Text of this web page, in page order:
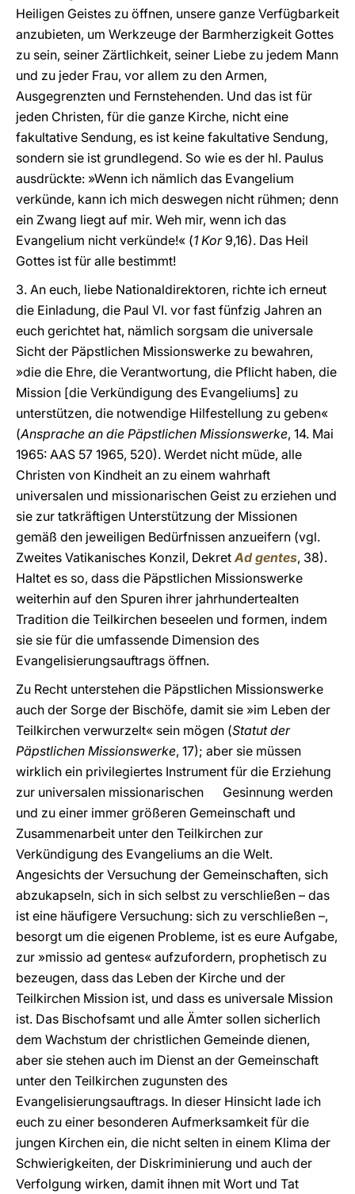
Heiligen Geistes zu öffnen, unsere ganze Verfügbarkeit
anzubieten, um Werkzeuge der Barmherzigkeit Gottes
zu sein, seiner Zärtlichkeit, seiner Liebe zu jedem Mann
und zu jeder Frau, vor allem zu den Armen,
Ausgegrenzten und Fernstehenden. Und das ist für
jeden Christen, für die ganze Kirche, nicht eine
fakultative Sendung, es ist keine fakultative Sendung,
sondern sie ist grundlegend. So wie es der hl. Paulus
ausdrückte: »Wenn ich nämlich das Evangelium
verkünde, kann ich mich deswegen nicht rühmen; denn
ein Zwang liegt auf mir. Weh mir, wenn ich das
Evangelium nicht verkünde!« (1 Kor 9,16). Das Heil
Gottes ist für alle bestimmt!
3. An euch, liebe Nationaldirektoren, richte ich erneut
die Einladung, die Paul VI. vor fast fünfzig Jahren an
euch gerichtet hat, nämlich sorgsam die universale
Sicht der Päpstlichen Missionswerke zu bewahren,
»die die Ehre, die Verantwortung, die Pflicht haben, die
Mission [die Verkündigung des Evangeliums] zu
unterstützen, die notwendige Hilfestellung zu geben«
(Ansprache an die Päpstlichen Missionswerke, 14. Mai
1965: AAS 57 1965, 520). Werdet nicht müde, alle
Christen von Kindheit an zu einem wahrhaft
universalen und missionarischen Geist zu erziehen und
sie zur tatkräftigen Unterstützung der Missionen
gemäß den jeweiligen Bedürfnissen anzueifern (vgl.
Zweites Vatikanisches Konzil, DekretAd gentes, 38).
Haltet es so, dass die Päpstlichen Missionswerke
weiterhin auf den Spuren ihrer jahrhundertealten
Tradition die Teilkirchen beseelen und formen, indem
sie sie für die umfassende Dimension des
Evangelisierungsauftrags öffnen.
Zu Recht unterstehen die Päpstlichen Missionswerke
auch der Sorge der Bischöfe, damit sie »im Leben der
Teilkirchen verwurzelt« sein mögen (Statut der
Päpstlichen Missionswerke, 17); aber sie müssen
wirklich ein privilegiertes Instrument für die Erziehung
zur universalen missionarischen Gesinnung werden
und zu einer immer größeren Gemeinschaft und
Zusammenarbeit unter den Teilkirchen zur
Verkündigung des Evangeliums an die Welt.
Angesichts der Versuchung der Gemeinschaften, sich
abzukapseln, sich in sich selbst zu verschließen – das
ist eine häufigere Versuchung: sich zu verschließen –,
besorgt um die eigenen Probleme, ist es eure Aufgabe,
zur »missio ad gentes« aufzufordern, prophetisch zu
bezeugen, dass das Leben der Kirche und der
Teilkirchen Mission ist, und dass es universale Mission
ist. Das Bischofsamt und alle Ämter sollen sicherlich
dem Wachstum der christlichen Gemeinde dienen,
aber sie stehen auch im Dienst an der Gemeinschaft
unter den Teilkirchen zugunsten des
Evangelisierungsauftrags. In dieser Hinsicht lade ich
euch zu einer besonderen Aufmerksamkeit für die
jungen Kirchen ein, die nicht selten in einem Klima der
Schwierigkeiten, der Diskriminierung und auch der
Verfolgung wirken, damit ihnen mit Wort und Tat